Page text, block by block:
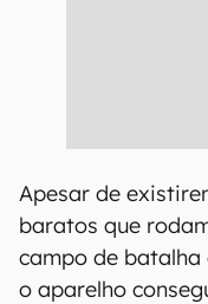
Apesar de
baratos que
campo de
o aparelho